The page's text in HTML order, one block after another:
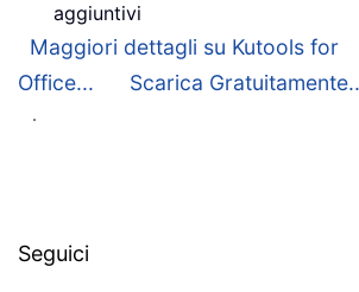
aggiuntivi
Maggiori dettagli su Kutools for
Office...
Scarica
Seguici